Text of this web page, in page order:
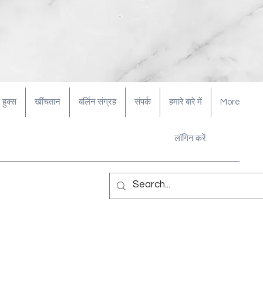
हुक्स खींचतान बर्लिन संग्रह संपर्क हमारे बारे में More
लॉगिन करें